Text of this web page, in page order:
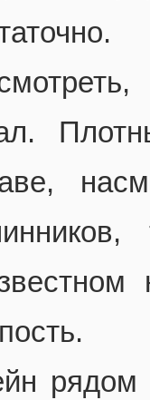
рядом